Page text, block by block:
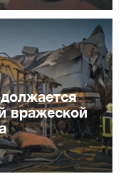
вражеской